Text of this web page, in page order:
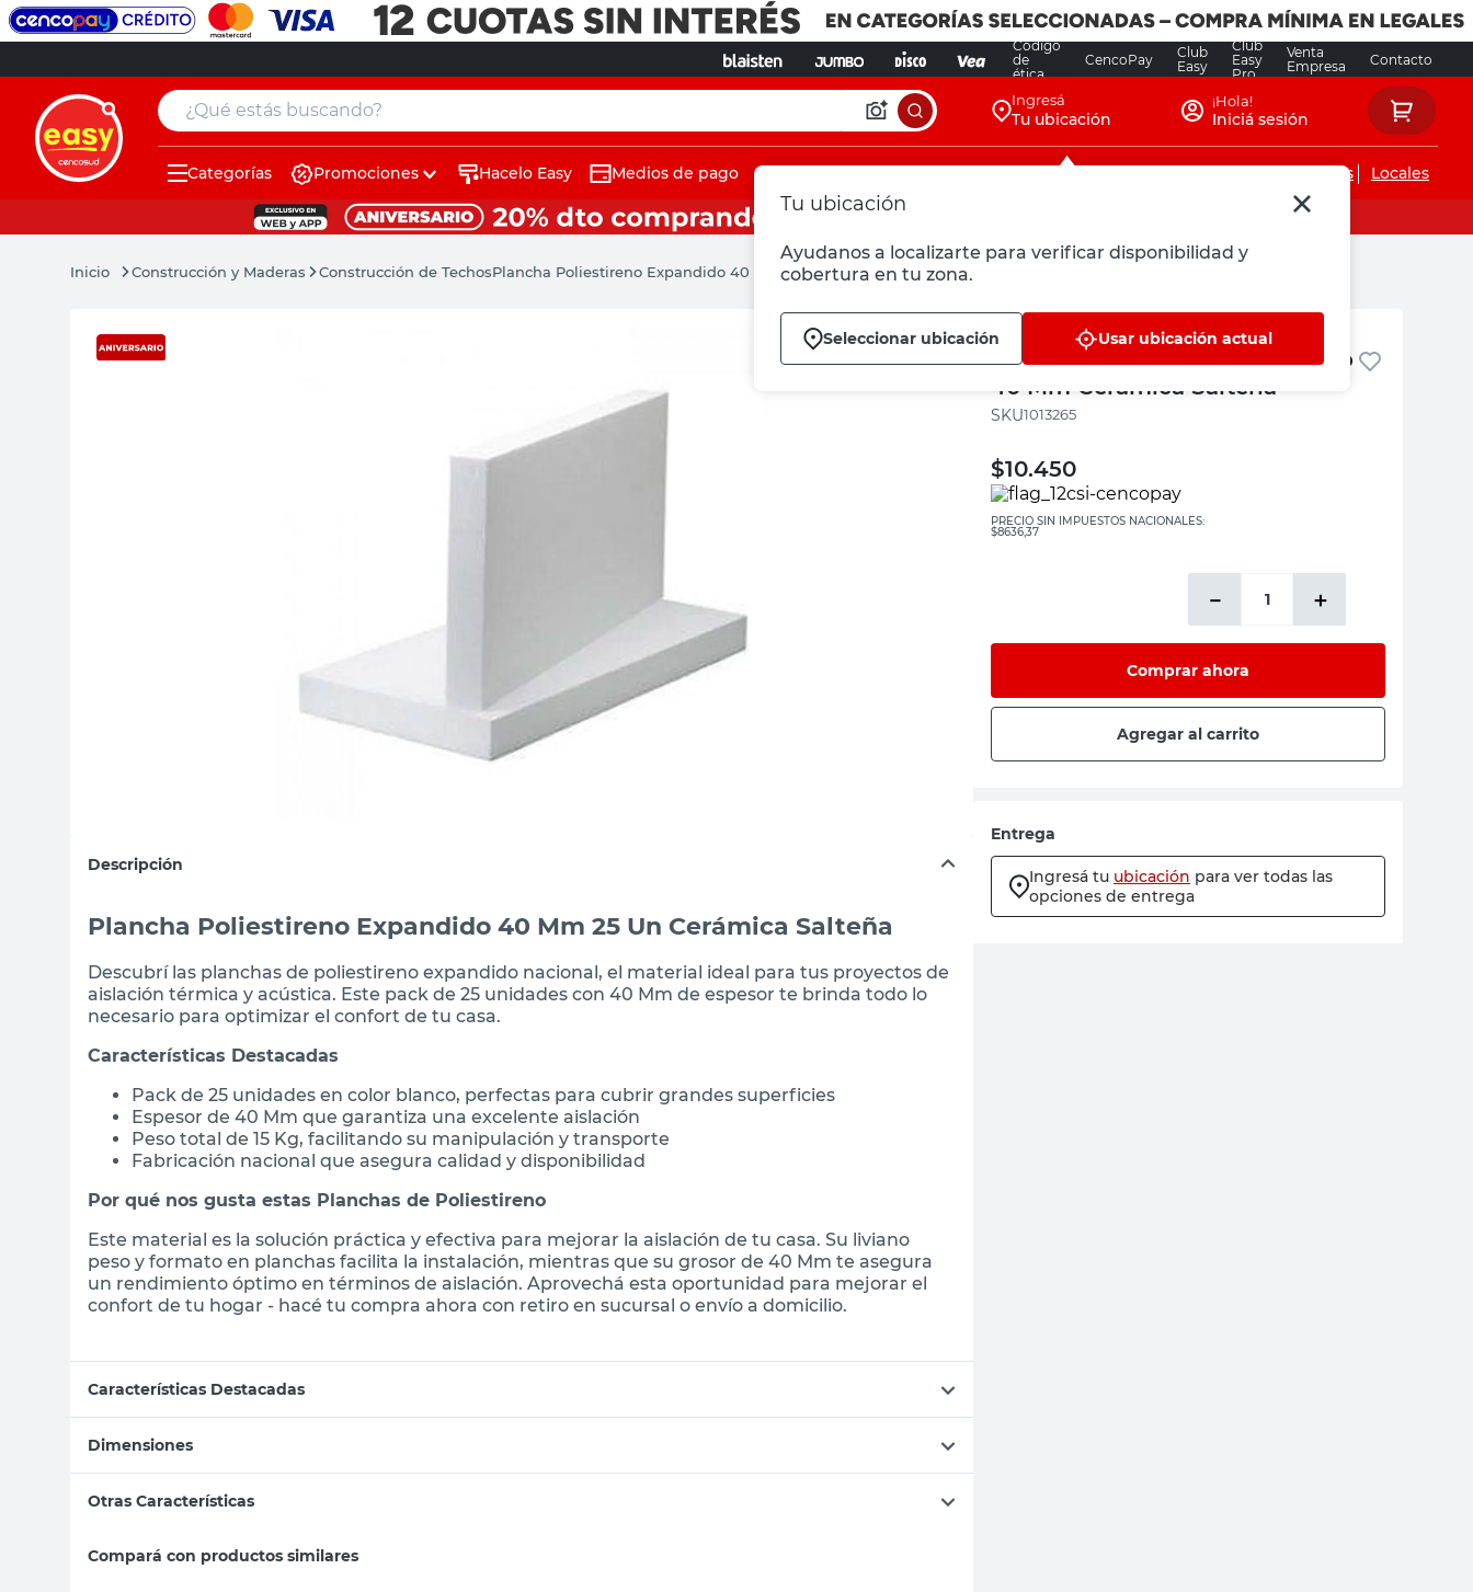
Código
de
ética
CencoPay
Club
Easy
Club
Easy
Pro
Venta
Empresa
Contacto
¿Qué estás buscando? Ingresá
Tu ubicación
Tu ubicación
Ayudanos a localizarte para verificar disponibilidad y
cobertura en tu zona.
Seleccionar ubicación Usar ubicación actual
¡Hola!
Iniciá sesión
Categorías Promociones Hacelo Easy Medios de pago Servicios de instalaciones Locales
Construcción y Maderas Construcción de TechosPlancha Poliestireno Expandido 40 Mm Cerámica Salteña
Descripción
Plancha Poliestireno Expandido 40 Mm 25 Un Cerámica Salteña
Descubrí las planchas de poliestireno expandido nacional, el material ideal para tus proyectos de
aislación térmica y acústica. Este pack de 25 unidades con 40 Mm de espesor te brinda todo lo
necesario para optimizar el confort de tu casa.
Características Destacadas
Pack de 25 unidades en color blanco, perfectas para cubrir grandes superficies
Espesor de 40 Mm que garantiza una excelente aislación
Peso total de 15 Kg, facilitando su manipulación y transporte
Fabricación nacional que asegura calidad y disponibilidad
Por qué nos gusta estas Planchas de Poliestireno
Este material es la solución práctica y efectiva para mejorar la aislación de tu casa. Su liviano
peso y formato en planchas facilita la instalación, mientras que su grosor de 40 Mm te asegura
un rendimiento óptimo en términos de aislación. Aprovechá esta oportunidad para mejorar el
confort de tu hogar - hacé tu compra ahora con retiro en sucursal o envío a domicilio.
Características Destacadas
Dimensiones
Otras Características
Compará con productos similares
Cerámica Salteña
Plancha Poliestireno Expandido
40 Mm Cerámica Salteña
:1013265
$10.450
PRECIO SIN IMPUESTOS NACIONALES:
$8636,37
＋
－
Comprar ahora
Agregar al carrito
Entrega
Ingresá tu ubicación para ver todas las
opciones de entrega
muebles